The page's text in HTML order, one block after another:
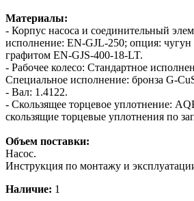
Материалы:
- Корпус насоса и соединительный
исполнение: EN-GJL-250; опция:
графитом EN-GJS-400-18-LT.
- Рабочее колесо: Стандартное
Специальное исполнение: бронза G-
- Вал: 1.4122.
- Скользящее торцевое уплотнение:
скользящие торцевые уплотнения по
Объем поставки:
Насос.
Инструкция по монтажу и
Наличие: 1